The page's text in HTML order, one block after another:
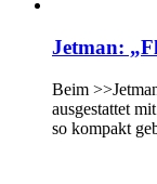
Jetman:
Beim
ausgestattet
so kompakt